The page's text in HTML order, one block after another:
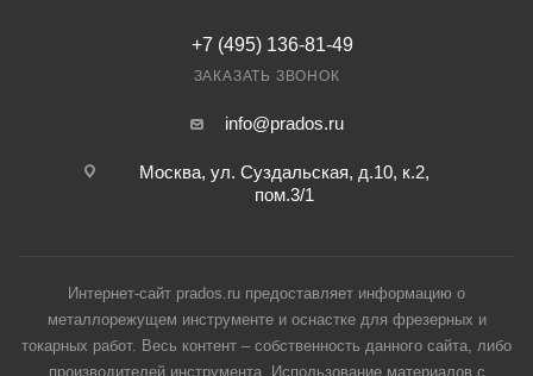
+7 (495) 136-81-49
ЗАКАЗАТЬ ЗВОНОК
info@prados.ru
Москва, ул. Суздальская, д.10, к.2,
пом.3/1
Интернет-сайт prados.ru предоставляет информацию о
металлорежущем инструменте и оснастке для фрезерных и
токарных работ. Весь контент – собственность данного сайта, либо
производителей инструмента. Использование материалов с